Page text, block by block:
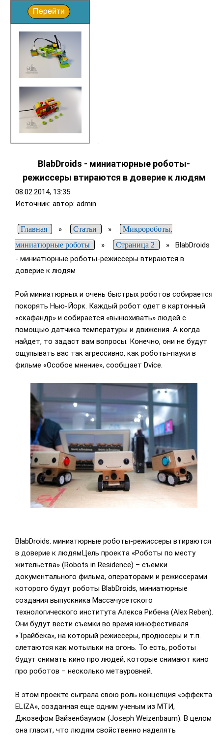
BlabDroids - миниатюрные роботы-
режиссеры втираются в доверие к людям
08.02.2014, 13:35
Источник: автор: admin
Главная » Статьи »
Микророботы,
миниатюрные роботы
» Страница 2 » BlabDroids
- миниатюрные роботы-режиссеры втираются в
доверие к людям
Рой миниатюрных и очень быстрых роботов собирается
покорять Нью-Йорк. Каждый робот одет в картонный
«скафандр» и собирается «вынюхивать» людей с
помощью датчика температуры и движения. А когда
найдет, то задаст вам вопросы. Конечно, они не будут
ощупывать вас так агрессивно, как роботы-пауки в
фильме «Особое мнение», сообщает Dvice.
BlabDroids: миниатюрные роботы-режиссеры втираются
в доверие к людямЦель проекта «Роботы по месту
жительства» (Robots in Residence) – съемки
документального фильма, операторами и режиссерами
которого будут роботы BlabDroids, миниатюрные
создания выпускника Массачусетского
технологического института Алекса Рибена (Alex Reben).
Они будут вести съемки во время кинофестиваля
«Трайбека», на который режиссеры, продюсеры и т.п.
слетаются как мотыльки на огонь. То есть, роботы
будут снимать кино про людей, которые снимают кино
про роботов – несколько метауровней.
В этом проекте сыграла свою роль концепция «эффекта
ELIZA», созданная еще одним ученым из МТИ,
Джозефом Вайзенбаумом (Joseph Weizenbaum). В целом
она гласит, что людям свойственно наделять